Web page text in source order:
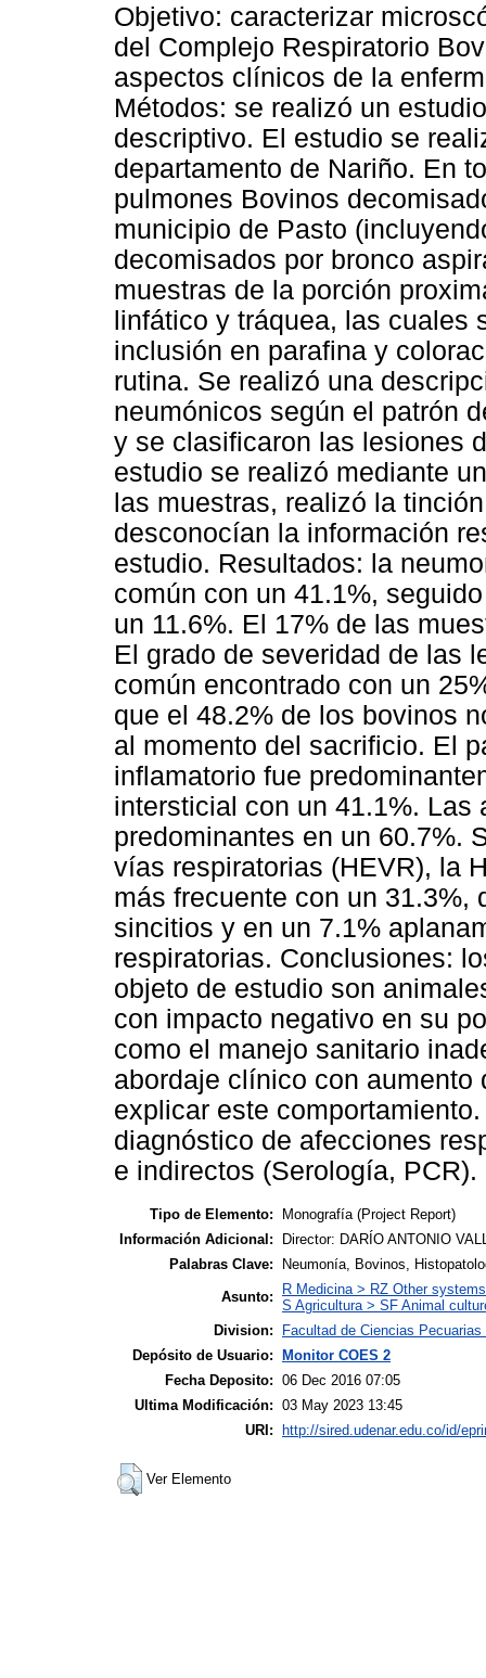
Objetivo: caracterizar
del Complejo Respiratorio
aspectos clínicos de la
Métodos: se realizó un
descriptivo. El estudio se
departamento de Nariño. En
pulmones Bovinos
municipio de Pasto
decomisados por bronco
muestras de la porción
linfático y tráquea, las cuales
inclusión en parafina y
rutina. Se realizó una
neumónicos según el patrón
y se clasificaron las lesiones
estudio se realizó mediante
las muestras, realizó la
desconocían la información
estudio. Resultados: la
común con un 41.1%,
un 11.6%. El 17% de las
El grado de severidad de las
común encontrado con un
que el 48.2% de los bovinos
al momento del sacrificio. El
inflamatorio fue
intersticial con un 41.1%. Las
predominantes en un 60.7%.
vías respiratorias (HEVR), la
más frecuente con un 31.3%,
sincitios y en un 7.1%
respiratorias. Conclusiones:
objeto de estudio son
con impacto negativo en su
como el manejo sanitario
abordaje clínico con
explicar este
diagnóstico de afecciones
e indirectos (Serología, PCR).
Tipo de Elemento:
Monografía (Project Report)
Información Adicional:
Director: DARÍO ANTONIO
Palabras Clave:
Neumonía, Bovinos,
Asunto:
R Medicina > RZ Other
S Agricultura > SF Animal
Division:
Facultad de Ciencias
Depósito de Usuario: Monitor COES 2
Fecha Deposito: 06 Dec 2016 07:05
Ultima Modificación: 03 May 2023 13:45
URI: http://sired.udenar.edu.co/id/
Ver Elemento